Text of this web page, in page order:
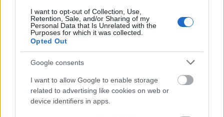
I want to opt-out of Collection, Use,
Retention, Sale, and/or Sharing of my
Personal Data that Is Unrelated with the
Purposes for which it was collected.
Opted Out
Google consents
I want to allow Google to enable storage
related to advertising like cookies on web or
device identifiers in apps.
TERMÉSZETFELETTI ERŐK ÉS ELFELEDETT
TITKOK: ITT A SHELBY OAKS – A GONOSZ